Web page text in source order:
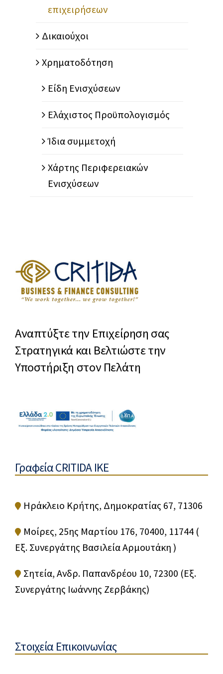
επιχειρήσεων
Δικαιούχοι
Χρηματοδότηση
Είδη Ενισχύσεων
Ελάχιστος Προϋπολογισμός
Ίδια συμμετοχή
Χάρτης Περιφερειακών
Ενισχύσεων
Αναπτύξτε την Επιχείρηση σας
Στρατηγικά και Βελτιώστε την
Υποστήριξη στον Πελάτη
Γραφεία CRITIDA IKE
Ηράκλειο Κρήτης, Δημοκρατίας 67, 71306
Μοίρες, 25ης Μαρτίου 176, 70400, 11744 (
Εξ. Συνεργάτης Βασιλεία Αρμουτάκη )
Σητεία, Ανδρ. Παπανδρέου 10, 72300 (Εξ.
Συνεργάτης Ιωάννης Ζερβάκης)
Στοιχεία Επικοινωνίας